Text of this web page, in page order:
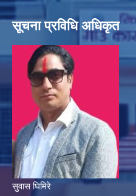
सूचना प्रविधि अधिकृत
सुवास घिमिरे